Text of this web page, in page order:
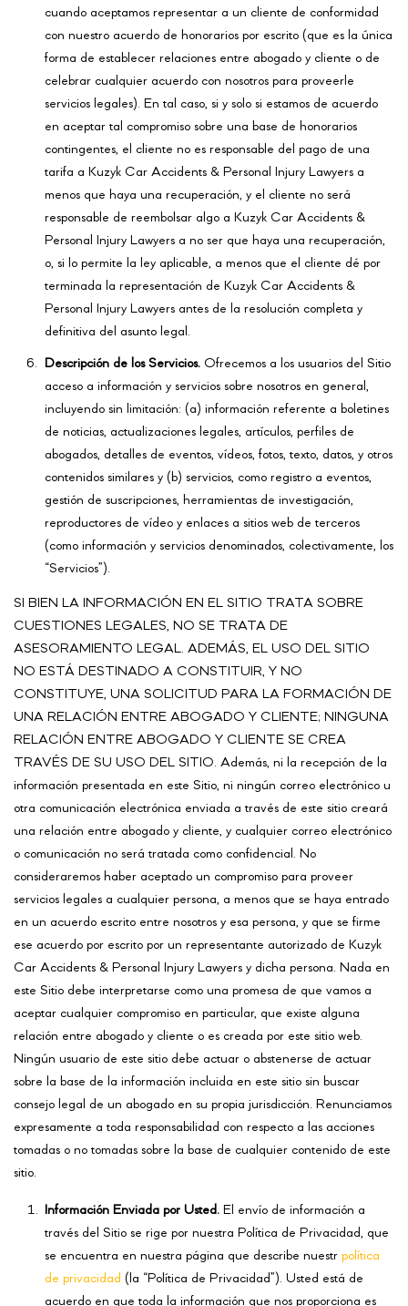
cuando aceptamos representar a un cliente de conformidad
con nuestro acuerdo de honorarios por escrito (que es la única
forma de establecer relaciones entre abogado y cliente o de
celebrar cualquier acuerdo con nosotros para proveerle
servicios legales). En tal caso, si y solo si estamos de acuerdo
en aceptar tal compromiso sobre una base de honorarios
contingentes, el cliente no es responsable del pago de una
tarifa a Kuzyk Car Accidents & Personal Injury Lawyers a
menos que haya una recuperación, y el cliente no será
responsable de reembolsar algo a Kuzyk Car Accidents &
Personal Injury Lawyers a no ser que haya una recuperación,
o, si lo permite la ley aplicable, a menos que el cliente dé por
terminada la representación de Kuzyk Car Accidents &
Personal Injury Lawyers antes de la resolución completa y
definitiva del asunto legal.
Descripción de los Servicios. Ofrecemos a los usuarios del Sitio
acceso a información y servicios sobre nosotros en general,
incluyendo sin limitación: (a) información referente a boletines
de noticias, actualizaciones legales, artículos, perfiles de
abogados, detalles de eventos, vídeos, fotos, texto, datos, y otros
contenidos similares y (b) servicios, como registro a eventos,
gestión de suscripciones, herramientas de investigación,
reproductores de vídeo y enlaces a sitios web de terceros
(como información y servicios denominados, colectivamente, los
“Servicios”).
SI BIEN LA INFORMACIÓN EN EL SITIO TRATA SOBRE
CUESTIONES LEGALES, NO SE TRATA DE
ASESORAMIENTO LEGAL. ADEMÁS, EL USO DEL SITIO
NO ESTÁ DESTINADO A CONSTITUIR, Y NO
CONSTITUYE, UNA SOLICITUD PARA LA FORMACIÓN DE
UNA RELACIÓN ENTRE ABOGADO Y CLIENTE; NINGUNA
RELACIÓN ENTRE ABOGADO Y CLIENTE SE CREA
TRAVÉS DE SU USO DEL SITIO. Además, ni la recepción de la
información presentada en este Sitio, ni ningún correo electrónico u
otra comunicación electrónica enviada a través de este sitio creará
una relación entre abogado y cliente, y cualquier correo electrónico
o comunicación no será tratada como confidencial. No
consideraremos haber aceptado un compromiso para proveer
servicios legales a cualquier persona, a menos que se haya entrado
en un acuerdo escrito entre nosotros y esa persona, y que se firme
ese acuerdo por escrito por un representante autorizado de Kuzyk
Car Accidents & Personal Injury Lawyers y dicha persona. Nada en
este Sitio debe interpretarse como una promesa de que vamos a
aceptar cualquier compromiso en particular, que existe alguna
relación entre abogado y cliente o es creada por este sitio web.
Ningún usuario de este sitio debe actuar o abstenerse de actuar
sobre la base de la información incluida en este sitio sin buscar
consejo legal de un abogado en su propia jurisdicción. Renunciamos
expresamente a toda responsabilidad con respecto a las acciones
tomadas o no tomadas sobre la base de cualquier contenido de este
sitio.
Información Enviada por Usted. El envío de información a
través del Sitio se rige por nuestra Política de Privacidad, que
se encuentra en nuestra página que describe nuestr política
de privacidad (la “Política de Privacidad”). Usted está de
acuerdo en que toda la información que nos proporciona es